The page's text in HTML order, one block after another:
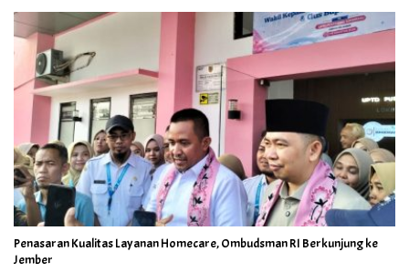
Penasaran Kualitas Layanan Homecare, Ombudsman RI Berkunjung ke
Jember